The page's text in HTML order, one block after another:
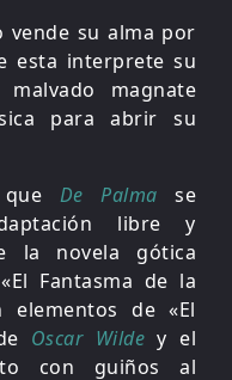
vende su alma por
esta interprete su
magnate
para abrir su
De Palma se
libre y
la novela gótica
«El Fantasma de la
elementos de «El
Oscar Wilde y el
con guiños al